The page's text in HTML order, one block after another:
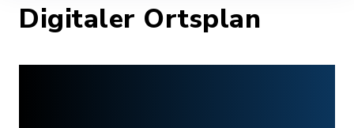
Digitaler Ortsplan